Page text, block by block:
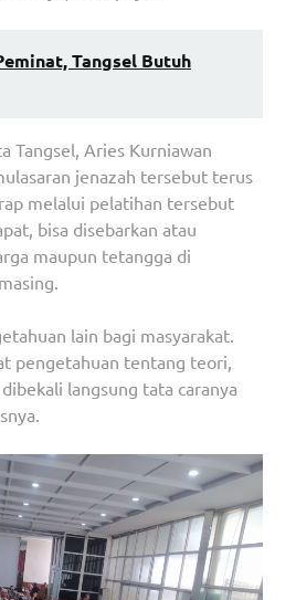
Tangsel Butuh
Tangsel, Aries Kurniawan
jenazah tersebut terus
melalui pelatihan tersebut
bisa disebarkan atau
maupun tetangga di
lain bagi masyarakat.
pengetahuan tentang teori,
langsung tata caranya